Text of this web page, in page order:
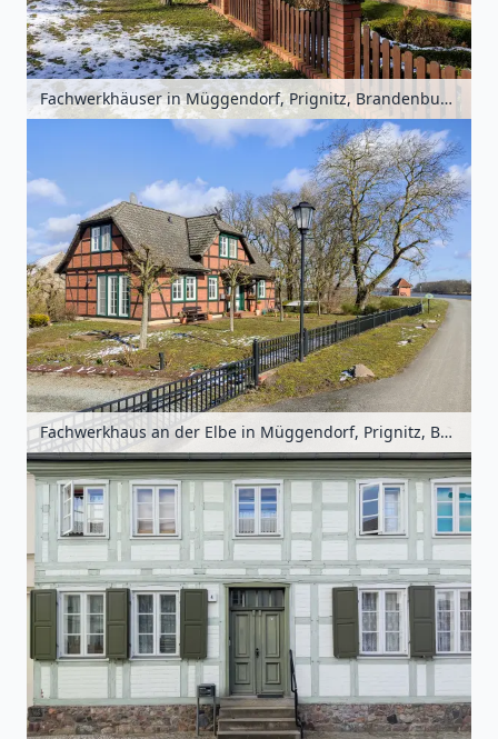
Fachwerkhäuser in Müggendorf, Prignitz, Brandenburg, Deutschland
Fachwerkhaus an der Elbe in Müggendorf, Prignitz, Brandenburg, Deutschland